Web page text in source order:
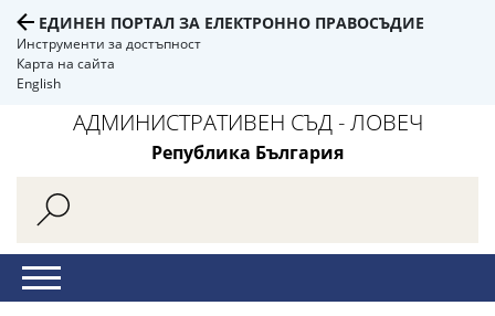
ЕДИНЕН ПОРТАЛ ЗА ЕЛЕКТРОННО ПРАВОСЪДИЕ
Инструменти за достъпност
Карта на сайта
English
АДМИНИСТРАТИВЕН СЪД - ЛОВЕЧ
Република България